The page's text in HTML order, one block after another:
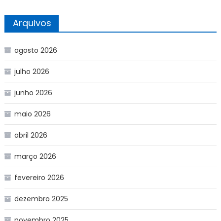
Arquivos
agosto 2026
julho 2026
junho 2026
maio 2026
abril 2026
março 2026
fevereiro 2026
dezembro 2025